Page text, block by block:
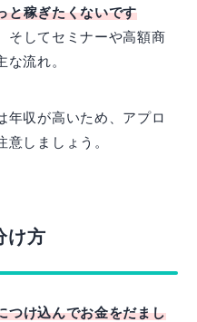
と稼ぎたくないです
そしてセミナーや高額商
流れ。
年収が高いため、アプロ
しましょう。
け方
つけ込んでお金をだまし